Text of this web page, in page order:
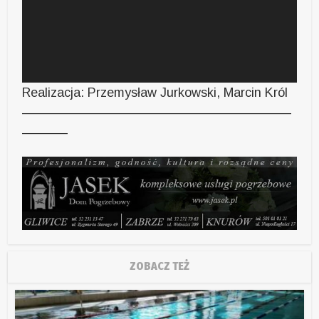
Realizacja: Przemysław Jurkowski, Marcin Król
—————————————————————
———–
ZOBACZ TEŻ